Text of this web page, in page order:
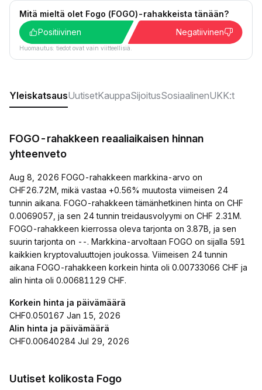
Mitä mieltä olet Fogo (FOGO)-rahakkeista tänään?
Positiivinen
Negatiivinen
Huomautus: tiedot ovat vain viitteellisiä.
YleiskatsausUutisetKauppaSijoitusSosiaalinenUKK:t
FOGO-rahakkeen reaaliaikaisen hinnan
yhteenveto
Aug 8, 2026 FOGO-rahakkeen markkina-arvo on
CHF26.72M, mikä vastaa +0.56% muutosta viimeisen 24
tunnin aikana. FOGO-rahakkeen tämänhetkinen hinta on CHF
0.0069057, ja sen 24 tunnin treidausvolyymi on CHF 2.31M.
FOGO-rahakkeen kierrossa oleva tarjonta on 3.87B, ja sen
suurin tarjonta on --. Markkina-arvoltaan FOGO on sijalla 591
kaikkien kryptovaluuttojen joukossa. Viimeisen 24 tunnin
aikana FOGO-rahakkeen korkein hinta oli 0.00733066 CHF ja
alin hinta oli 0.00681129 CHF.
Korkein hinta ja päivämäärä
CHF0.050167 Jan 15, 2026
Alin hinta ja päivämäärä
CHF0.00640284 Jul 29, 2026
Uutiset kolikosta Fogo